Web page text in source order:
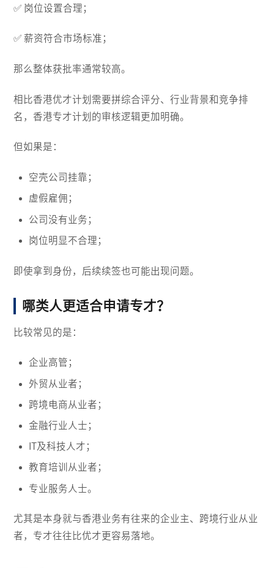
✅ 岗位设置合理；
✅ 薪资符合市场标准；
那么整体获批率通常较高。
相比香港优才计划需要拼综合评分、行业背景和竞争排
名，香港专才计划的审核逻辑更加明确。
但如果是：
空壳公司挂靠；
虚假雇佣；
公司没有业务；
岗位明显不合理；
即使拿到身份，后续续签也可能出现问题。
哪类人更适合申请专才？
比较常见的是：
企业高管；
外贸从业者；
跨境电商从业者；
金融行业人士；
IT及科技人才；
教育培训从业者；
专业服务人士。
尤其是本身就与香港业务有往来的企业主、跨境行业从业
者，专才往往比优才更容易落地。